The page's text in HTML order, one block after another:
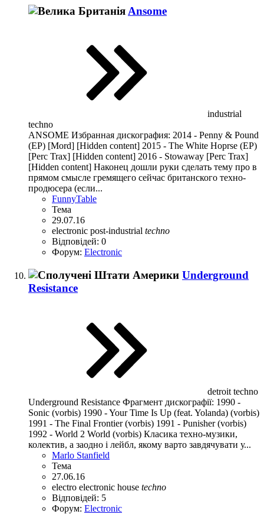
Ansome
industrial
techno
ANSOME Избранная дискография: 2014 - Penny & Pound
(EP) [Mord] [Hidden content] 2015 - The White Hoprse (EP)
[Perc Trax] [Hidden content] 2016 - Stowaway [Perc Trax]
[Hidden content] Наконец дошли руки сделать тему про в
прямом смысле гремящего сейчас британского техно-
продюсера (если...
FunnyTable
Тема
29.07.16
electronic post-industrial techno
Відповідей: 0
Форум: Electronic
Underground
Resistance
detroit techno
Underground Resistance Фрагмент дискографії: 1990 -
Sonic (vorbis) 1990 - Your Time Is Up (feat. Yolanda) (vorbis)
1991 - The Final Frontier (vorbis) 1991 - Punisher (vorbis)
1992 - World 2 World (vorbis) Класика техно-музики,
колектив, а заодно і лейбл, якому варто завдячувати у...
Marlo Stanfield
Тема
27.06.16
electro electronic house techno
Відповідей: 5
Форум: Electronic